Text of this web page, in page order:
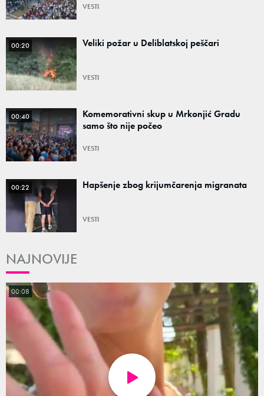
VESTI
00:20 Veliki požar u Deliblatskoj peščari
VESTI
00:40
Komemorativni skup u Mrkonjić Gradu
samo što nije počeo
VESTI
00:22 Hapšenje zbog krijumčarenja migranata
VESTI
NAJNOVIJE
00:08